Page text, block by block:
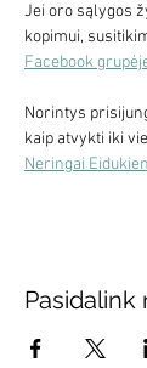
Jei oro sąlygos
kopimui,
Facebook
Norintys
kaip atvykti iki
Neringai
Pasidalink